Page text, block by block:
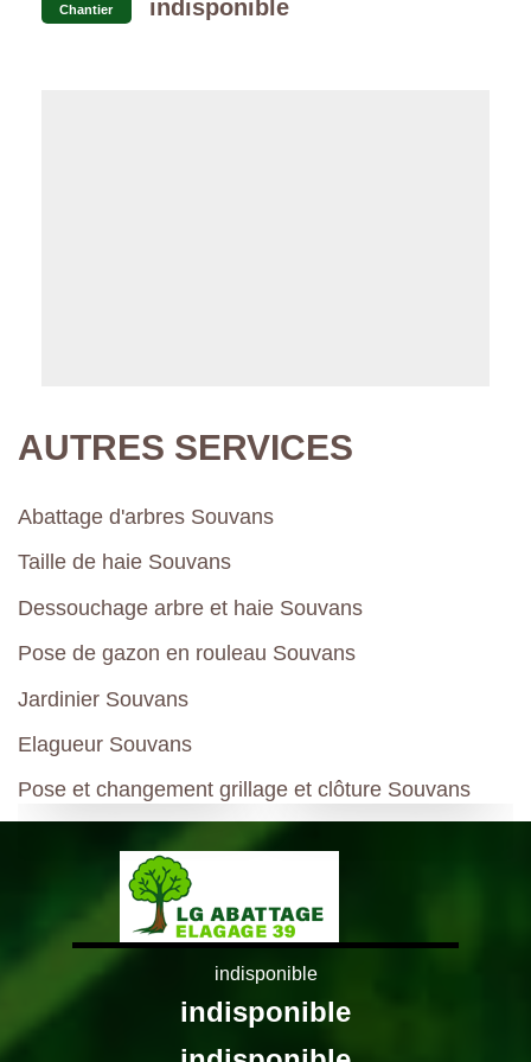
Chantier indisponible
AUTRES SERVICES
Abattage d'arbres Souvans
Taille de haie Souvans
Dessouchage arbre et haie Souvans
Pose de gazon en rouleau Souvans
Jardinier Souvans
Elagueur Souvans
Pose et changement grillage et clôture Souvans
indisponible
indisponible